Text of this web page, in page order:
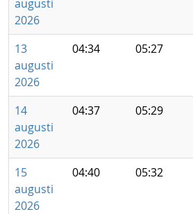
augusti
2026
13
augusti
2026
04:34 05:27
14
augusti
2026
04:37 05:29
15
augusti
2026
04:40 05:32